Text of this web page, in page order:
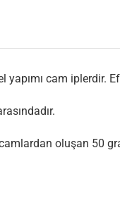
yapımı cam iplerdir.
oluşan 50